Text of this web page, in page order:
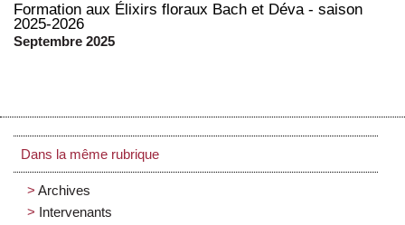
Formation aux Élixirs floraux Bach et Déva - saison
2025-2026
Septembre 2025
Dans la même rubrique
Archives
Intervenants